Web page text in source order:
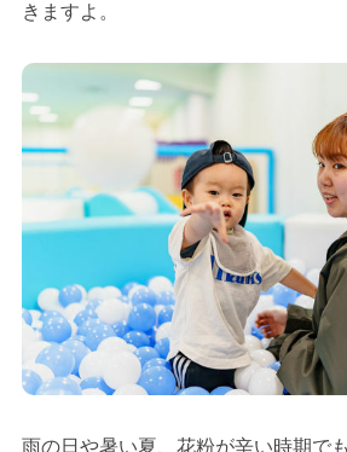
きますよ。
雨の日や暑い夏、花粉が辛い時期で